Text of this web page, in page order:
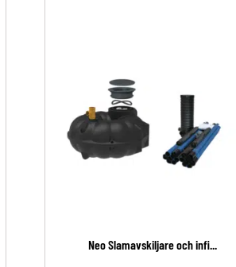
Neo Slamavskiljare och infi...